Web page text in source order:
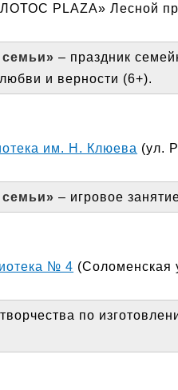
PLAZA» Лесной
– праздник
и верности (6+).
им. Н. Клюева (ул.
– игровое
№ 4 (Соломенская
по